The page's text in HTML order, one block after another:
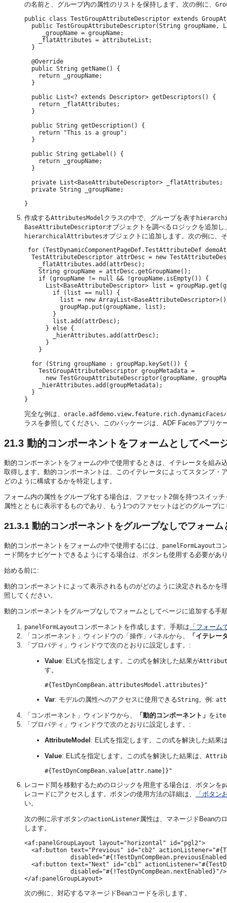
の名前と、グループ内の属性のリストを保持します。次の例に、
public class TestGroupAttributeDescriptor extends
public TestGroupAttributeDescriptor(String groupName,
     _groupName = groupName;
    _flatAttributes = attributeList;
  }
  @Override
  public String getName() {
    return _groupName;
  }
  public List<? extends Descriptor> getDescriptors() {
    return _flatAttributes;
  }
  public String getDescription() {
    return "This is a group";
  }
  public String getLabel() {
    return _groupName;
  }
  private List<BaseAttributeDescriptor> _flatAttributes;
  private String _groupName;
作成するAttributesModel クラスの中で、グループを表す
BaseAttributeDescriptorオブジェクトを調べるロジックを追加
hierarchicalAttributesオブジェクトに追加します。次の例に、
for (TestDynamicComponentPageDef.TestAttributeDef
TestAttributeDescriptor attrDesc = new
    _flatAttributes.add(attrDesc);
    String groupName = attrDesc.getGroupName();
    if (groupName != null && !groupName.isEmpty()) {
List<BaseAttributeDescriptor> list =
        if (list == null) {
list = new
          groupMap.put(groupName, list);
        }
        list.add(attrDesc);
      } else {
        _hierAttributes.add(attrDesc);
      }
    }
  for (String groupName : groupMap.keySet()) {
    TestGroupAttributeDescriptor groupMetadata =
new TestGroupAttributeDescriptor(groupName,
    _hierAttributes.add(groupMetadata);
  }
完全な例は、 oracle.adfdemo.view.feature.rich.dynamicFaces
ラスを参照してください。このパッケージは、ADF Facesアプリ
21.3 動的コンポーネントをフォームとしてペー
動的コンポーネントをフォームの中で使用するときは、イテレータを組み
取得します。動的コンポーネントは、このイテレータによってスタンプ
どのように構成するかを特定します。
フォーム内の属性をグループ化する場合は、ファセット2個を持つスイッ
属性とともに表示するものであり、もう1つのファセットはどのグループ
21.3.1 動的コンポーネントをグループなしでフォー
動的コンポーネントをフォームの中で使用するには、 panelFormLayout コ
ード間をナビゲートできるようにする場合は、ボタンも使用する必要があ
始める前に:
動的コンポーネントによって表示されるものがどのように決定されるかを
照してください。
動的コンポーネントをグループなしでフォームとしてページに追加する手
panelFormLayout コンポーネントを作成します。手順は 「フォーム
「コンポーネント」ウィンドウの「操作」パネルから、
「イテレー
「プロパティ」ウィンドウで次のとおりに設定します。:
Value: EL式を指定します。この式を解決した結果が
す。
Var: モデルの属性へのアクセスに使用できるString。例:
「コンポーネント」ウィンドウから、 「動的コンポーネント」 を
「プロパティ」ウィンドウで次のとおりに設定します。:
AttributeModel : EL式を指定します。この式を解決した結果
Value: EL式を指定します。この式を解決した結果は、
レコード間を移動するためのロジックを用意する場合は、ボタンを
レコードにアクセスします。ボタンの使用方法の詳細は、
「ボタン
い。
次の例に示すボタンのactionListener属性は、マネージドBeanの
します。
<af:panelGroupLayout layout="horizontal" id="pgl2">
<af:button text="Previous" id="cb2"
<af:button text="Next" id="cb1"
             disabled="#{!TestDynCompBean.nextEnabled}"/>
次の例に、対応するマネージドBeanコードを示します。